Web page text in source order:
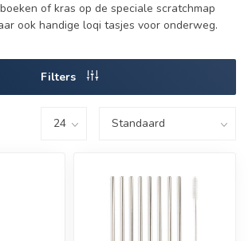
of kras op de speciale scratchmap
ook handige loqi tasjes voor onderweg.
Filters